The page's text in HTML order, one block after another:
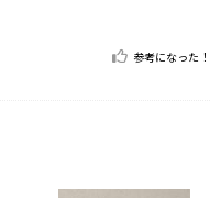
参考になった！